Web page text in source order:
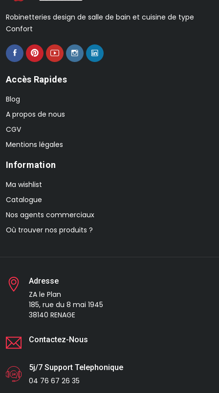
Robinetteries design de salle de bain et cuisine de type
Confort
Accès Rapides
Blog
A propos de nous
CGV
Mentions légales
Information
Ma wishlist
Catalogue
Nos agents commerciaux
Où trouver nos produits ?
Adresse
ZA le Plan
185, rue du 8 mai 1945
38140 RENAGE
Contactez-Nous
5j/7 Support Telephonique
04 76 67 26 35